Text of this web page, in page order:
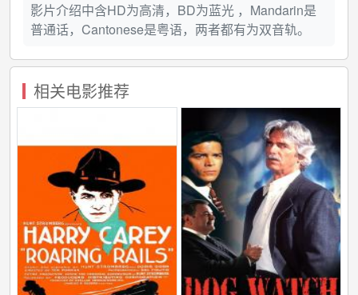
影片介绍中含HD为高清，BD为蓝光 ，Mandarin是
普通话，Cantonese是粤语，两者都有为双音轨。
相关电影推荐